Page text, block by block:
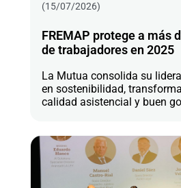
(15/07/2026)
FREMAP protege a más
de trabajadores en 2025
La Mutua consolida su
en sostenibilidad,
calidad asistencial y buen